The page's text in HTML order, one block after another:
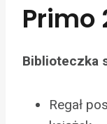
Primo
Biblioteczka
Regał